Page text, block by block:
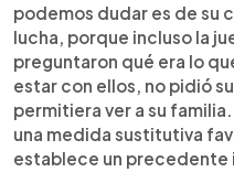
podemos dudar es de su
lucha, porque incluso la
preguntaron qué era lo
estar con ellos, no pidió
permitiera ver a su
una medida sustitutiva
establece un precedente